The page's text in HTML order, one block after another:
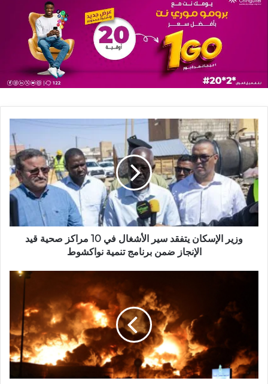
وزير الإسكان يتفقد سير الأشغال في 10 مراكز صحية قيد
الإنجاز ضمن برنامج تنمية نواكشوط